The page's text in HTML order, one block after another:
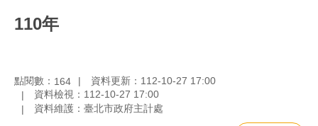
110年
點閱數： 164
資料更新：112-10-27 17:00
資料檢視：112-10-27 17:00
資料維護：臺北市政府主計處